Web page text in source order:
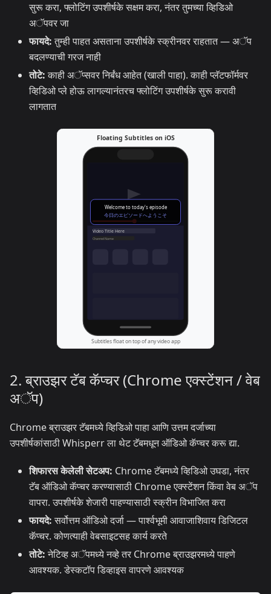
सुरू करा, फ्लोटिंग उपशीर्षके सक्षम करा, नंतर तुमच्या व्हिडिओ
अॅपवर जा
फायदे:तुम्ही पाहत असताना उपशीर्षके स्क्रीनवर राहतात — अॅप
बदलण्याची गरज नाही
तोटे:काही अॅप्सवर निर्बंध आहेत (खाली पाहा). काही प्लॅटफॉर्मवर
व्हिडिओ प्ले होऊ लागल्यानंतरच फ्लोटिंग उपशीर्षके सुरू करावी
लागतात
2. ब्राउझर टॅब कॅप्चर (Chrome एक्स्टेंशन / वेब
अॅप)
Chrome ब्राउझर टॅबमध्ये व्हिडिओ पाहा आणि उत्तम दर्जाच्या
उपशीर्षकांसाठी Whisperr ला थेट टॅबमधून ऑडिओ कॅप्चर करू द्या.
शिफारस केलेली सेटअप: Chrome टॅबमध्ये व्हिडिओ उघडा, नंतर
टॅब ऑडिओ कॅप्चर करण्यासाठी Chrome एक्स्टेंशन किंवा वेब अॅप
वापरा. उपशीर्षके शेजारी पाहण्यासाठी स्क्रीन विभाजित करा
फायदे:सर्वोत्तम ऑडिओ दर्जा — पार्श्वभूमी आवाजाशिवाय डिजिटल
कॅप्चर. कोणत्याही वेबसाइटसह कार्य करते
तोटे:नेटिव्ह अॅपमध्ये नव्हे तर Chrome ब्राउझरमध्ये पाहणे
आवश्यक. डेस्कटॉप डिव्हाइस वापरणे आवश्यक